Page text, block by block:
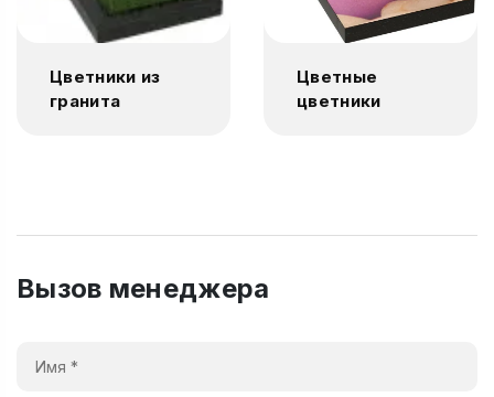
Цветники из
гранита
Цветные
цветники
Вызов менеджера